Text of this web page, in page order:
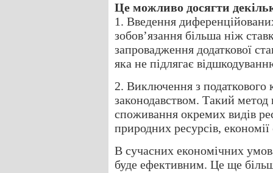
Це можливо досягти
1. Введення
зобов’язання більша ніж
запровадження додаткової
яка не підлягає
2. Виключення з податкового
законодавством. Такий
споживання окремих видів
природних ресурсів,
В сучасних економічних
буде ефективним. Це ще